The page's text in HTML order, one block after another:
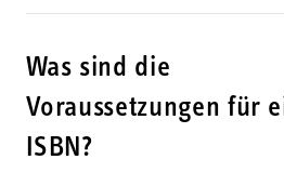
Was sind die
Voraussetzungen für
ISBN?